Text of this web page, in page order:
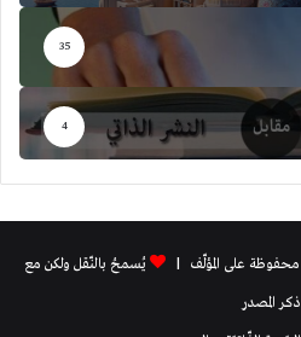
35
4
يُسمحُ بالنّقل ولكن مع
ذكر المصدر